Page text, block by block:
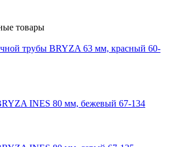
товары
трубы BRYZA 63 мм, краcный 60-
INES 80 мм, бежевый 67-134